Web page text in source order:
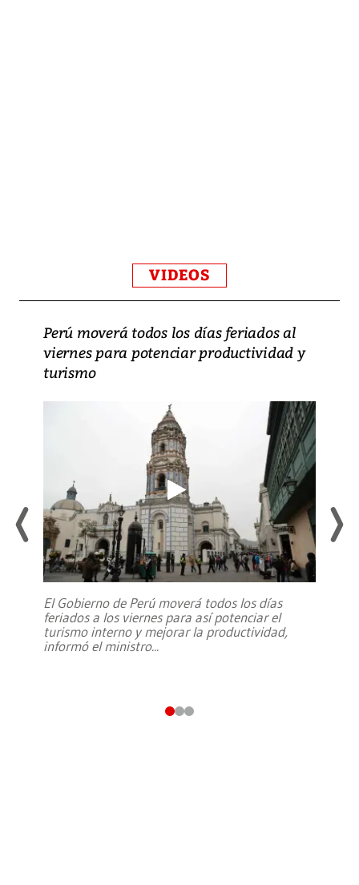
VIDEOS
Perú moverá todos los días feriados al
viernes para potenciar productividad y
turismo
El Gobierno de Perú moverá todos los días
feriados a los viernes para así potenciar el
turismo interno y mejorar la productividad,
informó el ministro...